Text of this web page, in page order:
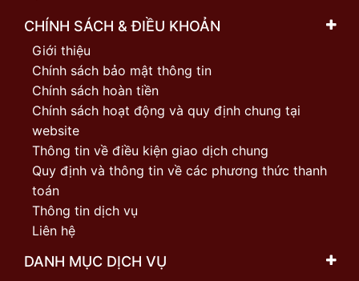
CHÍNH SÁCH & ĐIỀU KHOẢN
Giới thiệu
Chính sách bảo mật thông tin
Chính sách hoàn tiền
Chính sách hoạt động và quy định chung tại
website
Thông tin về điều kiện giao dịch chung
Quy định và thông tin về các phương thức thanh
toán
Thông tin dịch vụ
Liên hệ
DANH MỤC DỊCH VỤ